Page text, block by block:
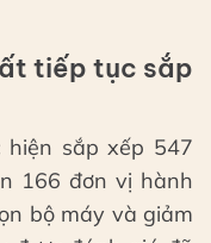
tiếp tục sắp
hiện sắp xếp 547
166 đơn vị hành
bộ máy và giảm